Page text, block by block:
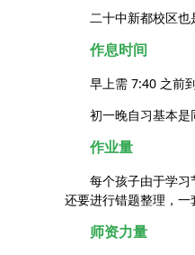
二十中新都校区也
作息时间
早上需 7:40 之前
初一晚自习基本是
作业量
每个孩子由于学习节
还要进行错题整理，
师资力量